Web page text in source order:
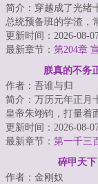
简介：穿越成了光绪
总统预备班的学渣，
自己的一众好同学：
祺瑞、曹锟、王...
更新时间：2026-08-
最新章节： 第204章
讨倭！讨倭！（求月
朕真的不务
作者：吾谁与归
简介：万历元年正月
皇帝朱翊钧，打量着
角。第一位盟友面相
她是大明的太后...
更新时间：2026-08-
最新章节： 第一千三
不过一念为苍生
碎甲天下
作者：金刚奴